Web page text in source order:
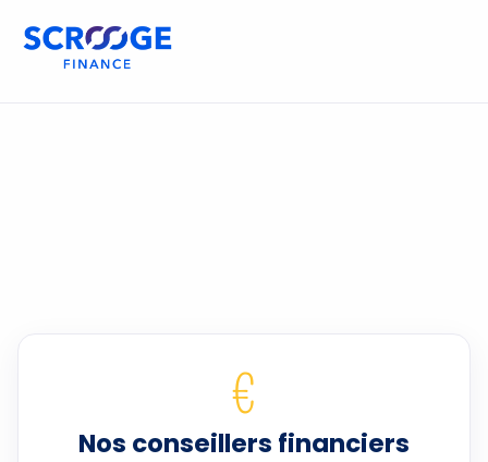
€
Nos conseillers financiers